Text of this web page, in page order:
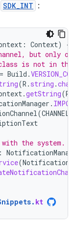
SDK_INT :
: Context)
{
but only on
is not in the
= Build .
(R . string .
.getString(R
.
(
the system.
:
(
. kt